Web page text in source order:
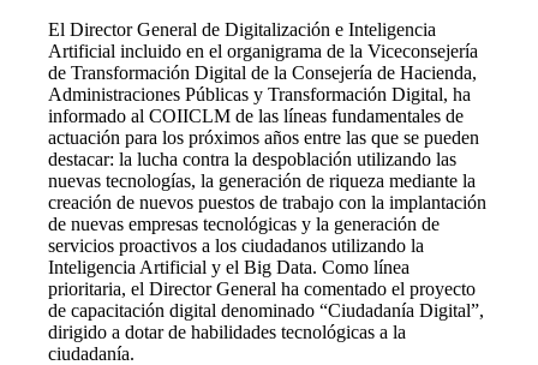
El Director General de Digitalización e Inteligencia
Artificial incluido en el organigrama de la Viceconsejería
de Transformación Digital de la Consejería de Hacienda,
Administraciones Públicas y Transformación Digital, ha
informado al COIICLM de las líneas fundamentales de
actuación para los próximos años entre las que se pueden
destacar: la lucha contra la despoblación utilizando las
nuevas tecnologías, la generación de riqueza mediante la
creación de nuevos puestos de trabajo con la implantación
de nuevas empresas tecnológicas y la generación de
servicios proactivos a los ciudadanos utilizando la
Inteligencia Artificial y el Big Data. Como línea
prioritaria, el Director General ha comentado el proyecto
de capacitación digital denominado “Ciudadanía Digital”,
dirigido a dotar de habilidades tecnológicas a la
ciudadanía.